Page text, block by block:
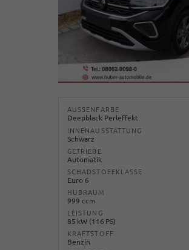
AUSSENFARBE
Deepblack Perleffekt
INNENAUSSTATTUNG
Schwarz
GETRIEBE
Automatik
SCHADSTOFFKLASSE
Euro 6
HUBRAUM
999 ccm
LEISTUNG
85 kW (116 PS)
KRAFTSTOFF
Benzin